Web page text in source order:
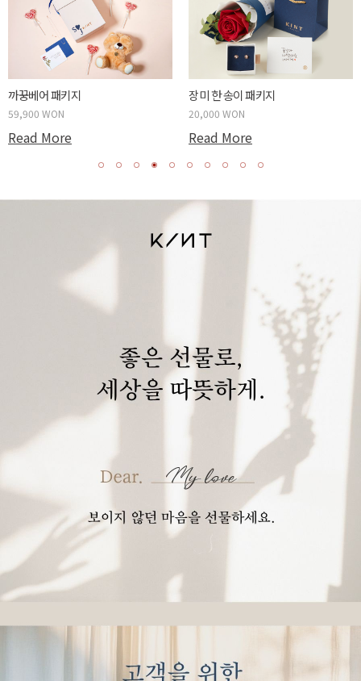
두근두근 박스 패키지
59,900 WON
Read More
사랑하는 당신에게 패키지
20,000 WON
Read More